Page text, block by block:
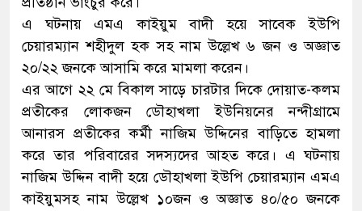
এ ঘটনায় এমএ কাইয়ুম বাদী হয়ে সাবেক ইউপি
চেয়ারম্যান শহীদুল হক সহ নাম উল্লেখ ৬ জন ও অজ্ঞাত
২০/২২ জনকে আসামি করে মামলা করেন।
এর আগে ২২ মে বিকাল সাড়ে চারটার দিকে দোয়াত-কলম
প্রতীকের লোকজন ডৌহাখলা ইউনিয়নের নন্দীগ্রামে
আনারস প্রতীকের কর্মী নাজিম উদ্দিনের বাড়িতে হামলা
করে তার পরিবারের সদস্যদের আহত করে। এ ঘটনায়
নাজিম উদ্দিন বাদী হয়ে ডৌহাখলা ইউপি চেয়ারম্যান এমএ
কাইয়ুমসহ নাম উল্লেখ ১০জন ও অজ্ঞাত ৪০/৫০ জনকে